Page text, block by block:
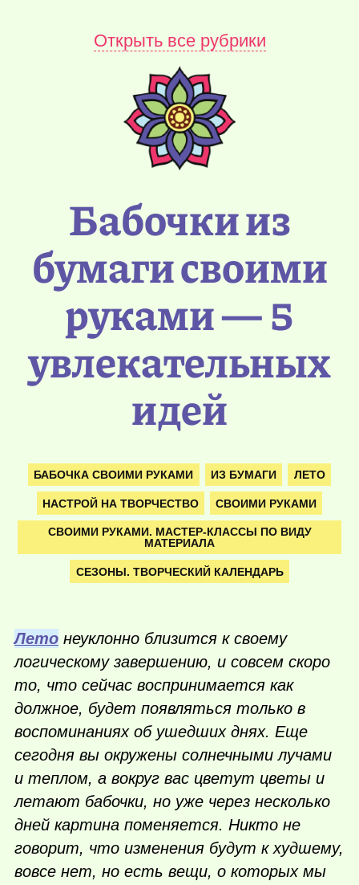
Открыть все рубрики
Бабочки из
бумаги своими
руками — 5
увлекательных
идей
БАБОЧКА СВОИМИ РУКАМИ ИЗ БУМАГИ ЛЕТО
НАСТРОЙ НА ТВОРЧЕСТВО СВОИМИ РУКАМИ
СВОИМИ РУКАМИ. МАСТЕР-КЛАССЫ ПО ВИДУ
МАТЕРИАЛА
СЕЗОНЫ. ТВОРЧЕСКИЙ КАЛЕНДАРЬ
Лето неуклонно близится к своему
логическому завершению, и совсем скоро
то, что сейчас воспринимается как
должное, будет появляться только в
воспоминаниях об ушедших днях. Еще
сегодня вы окружены солнечными лучами
и теплом, а вокруг вас цветут цветы и
летают бабочки, но уже через несколько
дней картина поменяется. Никто не
говорит, что изменения будут к худшему,
вовсе нет, но есть вещи, о которых мы